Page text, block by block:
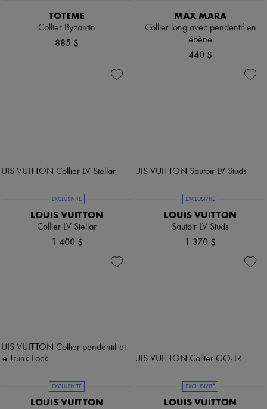
TOTEME
Collier Byzantin
885 $
MAX MARA
Collier long avec pendentif en
ébène
440 $
EXCLUSIVITÉ
LOUIS VUITTON
Collier LV Stellar
1 400 $
EXCLUSIVITÉ
LOUIS VUITTON
Sautoir LV Studs
1 370 $
EXCLUSIVITÉ
LOUIS VUITTON
EXCLUSIVITÉ
LOUIS VUITTON